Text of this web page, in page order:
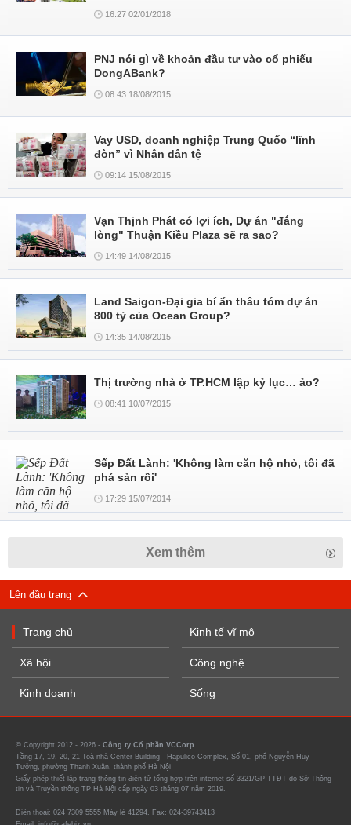
16:27 02/01/2018
PNJ nói gì về khoản đầu tư vào cổ phiếu
DongABank?
08:43 18/08/2015
Vay USD, doanh nghiệp Trung Quốc “lĩnh
đòn” vì Nhân dân tệ
09:14 15/08/2015
Vạn Thịnh Phát có lợi ích, Dự án "đắng
lòng" Thuận Kiều Plaza sẽ ra sao?
14:49 14/08/2015
Land Saigon-Đại gia bí ẩn thâu tóm dự án
800 tỷ của Ocean Group?
14:35 14/08/2015
Thị trường nhà ở TP.HCM lập kỷ lục… ảo?
08:41 10/07/2015
Sếp Đất Lành: 'Không làm căn hộ nhỏ, tôi đã
phá sản rồi'
17:29 15/07/2014
Xem thêm
Lên đầu trang
Trang chủ
Xã hội
Kinh doanh
Kinh tế vĩ mô
Công nghệ
Sống
© Copyright 2012 - 2026 - Công ty Cổ phần VCCorp.
Tầng 17, 19, 20, 21 Toà nhà Center Building - Hapulico Complex, Số 01, phố Nguyễn Huy
Tưởng, phường Thanh Xuân, thành phố Hà Nội
Giấy phép thiết lập trang thông tin điện tử tổng hợp trên internet số 3321/GP-TTĐT do Sở Thông
tin và Truyền thông TP Hà Nội cấp ngày 03 tháng 07 năm 2019.
Điện thoại: 024 7309 5555 Máy lẻ 41294. Fax: 024-39743413